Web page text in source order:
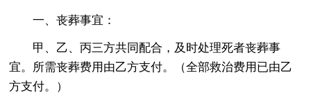
一、丧葬事宜：
甲、乙、丙三方共同配合，及时处理死者丧葬事
宜。所需丧葬费用由乙方支付。（全部救治费用已由乙
方支付。）